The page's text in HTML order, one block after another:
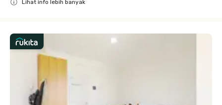
Lihat info lebih banyak